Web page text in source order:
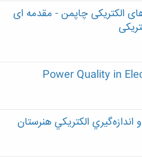
الکتریکی چاپمن - مقدمه ای
الكتريكي هنرستان